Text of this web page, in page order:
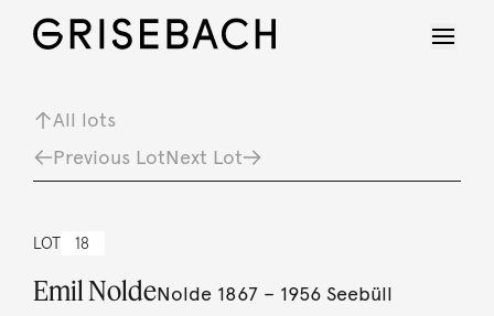
All lots
Previous LotNext Lot
LOT 18
Emil NoldeNolde 1867 – 1956 Seebüll